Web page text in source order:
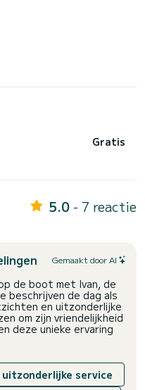
Gratis
5.0 - 7 reactie
Gemaakt door AI
de boot met Ivan, de
beschrijven de dag als
en uitzonderlijke
om zijn vriendelijkheid
deze unieke ervaring
uitzonderlijke service